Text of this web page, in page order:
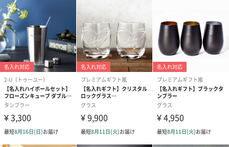
生花
生花のブーケを同梱します。
※9-15時にご注文いただく場合、最短のお届け可能日が通常より
も1日遅くなります。